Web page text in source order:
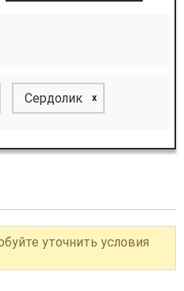
Сердолик x
уточнить условия